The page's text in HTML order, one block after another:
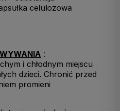
celulozowa
:
i chłodnym miejscu
dzieci. Chronić przed
promieni